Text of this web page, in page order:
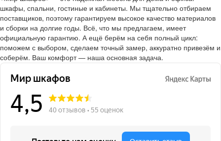
шкафы, спальни, гостиные и кабинеты. Мы тщательно отбираем
поставщиков, поэтому гарантируем высокое качество материалов
и сборки на долгие годы. Всё, что мы предлагаем, имеет
официальную гарантию. А ещё берём на себя полный цикл:
поможем с выбором, сделаем точный замер, аккуратно привезём и
соберём. Ваш комфорт — наша основная задача.